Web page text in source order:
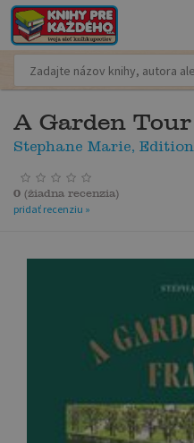
A Garden
Stephane Marie,
0 (žiadna recenzia)
pridať recenziu »